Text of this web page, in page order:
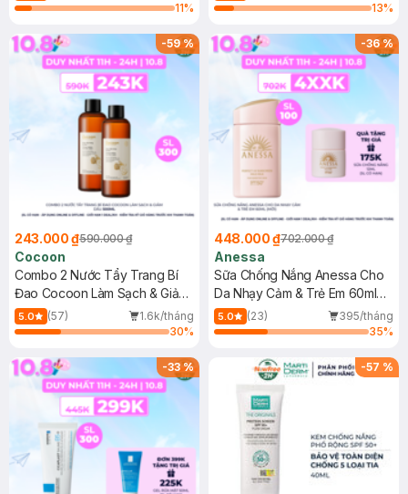
11%
13%
-59%
243.000 ₫590.000 ₫
Cocoon
Combo 2 Nước Tẩy Trang Bí
Đao Cocoon Làm Sạch & Giảm
Dầu 500ml
5.0 (57)
1.6k/tháng
30%
-36%
448.000 ₫702.000 ₫
Anessa
Sữa Chống Nắng Anessa Cho
Da Nhạy Cảm & Trẻ Em 60ml
(Mới)
5.0 (23)
395/tháng
35%
-33% -57 %